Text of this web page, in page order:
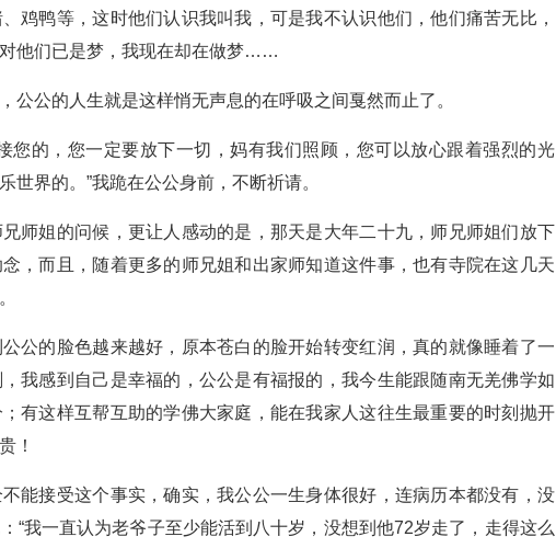
鸡鸭等，这时他们认识我叫我，可是我不认识他们，他们痛苦无比，
他们已是梦，我现在却在做梦……
公公的人生就是这样悄无声息的在呼吸之间戛然而止了。
您的，您一定要放下一切，妈有我们照顾，您可以放心跟着强烈的光
世界的。”我跪在公公身前，不断祈请。
师姐的问候，更让人感动的是，那天是大年二十九，师兄师姐们放下
，而且，随着更多的师兄姐和出家师知道这件事，也有寺院在这几天
公的脸色越来越好，原本苍白的脸开始转变红润，真的就像睡着了一
我感到自己是幸福的，公公是有福报的，我今生能跟随南无羌佛学如
有这样互帮互助的学佛大家庭，能在我家人这往生最重要的时刻抛开
！
能接受这个事实，确实，我公公一生身体很好，连病历本都没有，没
“我一直认为老爷子至少能活到八十岁，没想到他72岁走了，走得这么